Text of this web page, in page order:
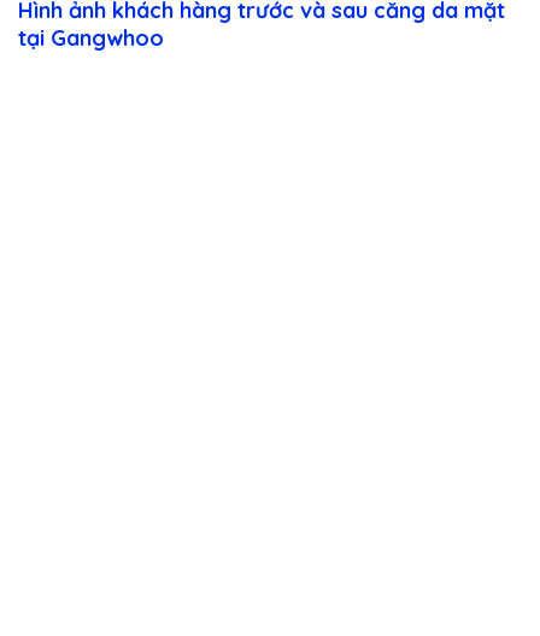
Hình ảnh khách hàng trước và sau căng da mặt
tại Gangwhoo